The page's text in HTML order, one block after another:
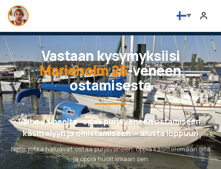
Vastaan kysymyksiisi
Marieholm 26-veneen
ostamisesta
Vaihe vaiheelta -opas purjeveneen ostamiseen,
käsittelyyn ja omistamiseen — alusta loppuun
Niille, jotka haluavat ostaa purjeveneen, oppia käsittelemään sitä
ja oppia huoltamaan sen